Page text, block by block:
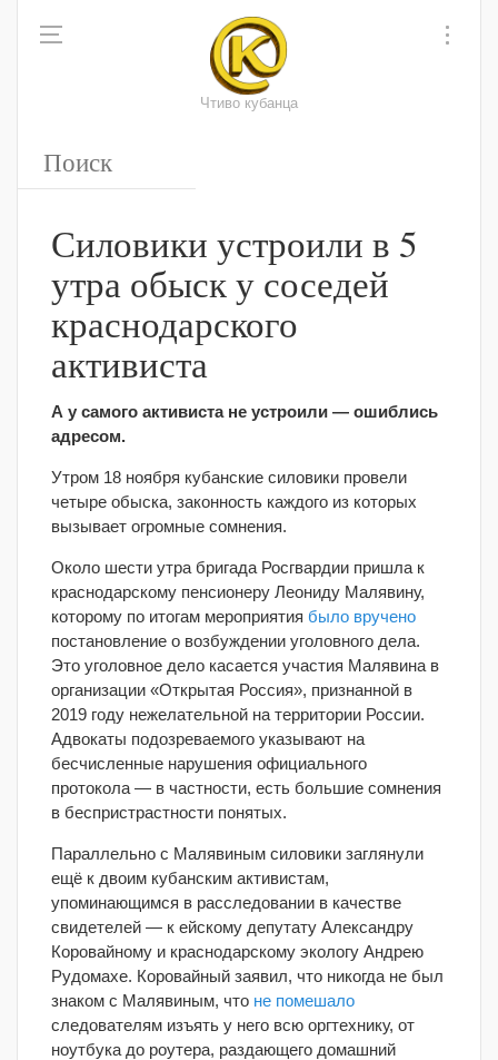
Чтиво кубанца
Силовики устроили в 5
утра обыск у соседей
краснодарского
активиста
А у самого активиста не устроили — ошиблись
адресом.
Утром 18 ноября кубанские силовики провели
четыре обыска, законность каждого из которых
вызывает огромные сомнения.
Около шести утра бригада Росгвардии пришла к
краснодарскому пенсионеру Леониду Малявину,
которому по итогам мероприятия было вручено
постановление о возбуждении уголовного дела.
Это уголовное дело касается участия Малявина в
организации «Открытая Россия», признанной в
2019 году нежелательной на территории России.
Адвокаты подозреваемого указывают на
бесчисленные нарушения официального
протокола — в частности, есть большие сомнения
в беспристрастности понятых.
Параллельно с Малявиным силовики заглянули
ещё к двоим кубанским активистам,
упоминающимся в расследовании в качестве
свидетелей — к ейскому депутату Александру
Коровайному и краснодарскому экологу Андрею
Рудомахе. Коровайный заявил, что никогда не был
знаком с Малявиным, что не помешало
следователям изъять у него всю оргтехнику, от
ноутбука до роутера, раздающего домашний